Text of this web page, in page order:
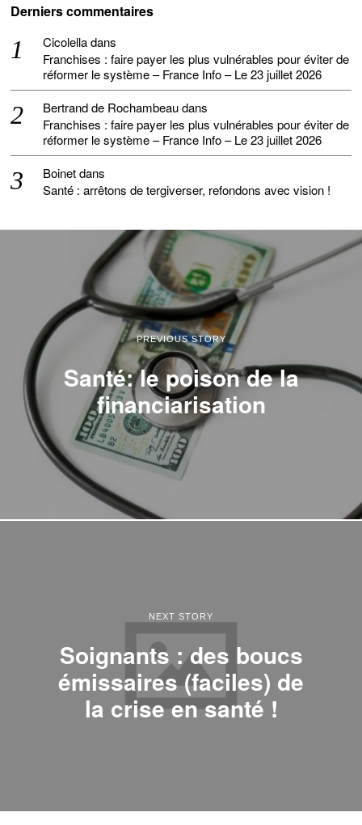
Derniers commentaires
Cicolelladans
Franchises : faire payer les plus vulnérables pour éviter de
réformer le système – France Info – Le 23 juillet 2026
Bertrand de Rochambeaudans
Franchises : faire payer les plus vulnérables pour éviter de
réformer le système – France Info – Le 23 juillet 2026
Boinetdans
Santé : arrêtons de tergiverser, refondons avec vision !
PREVIOUS STORY
Santé: le poison de la
financiarisation
NEXT STORY
Soignants : des boucs
émissaires (faciles) de
la crise en santé !